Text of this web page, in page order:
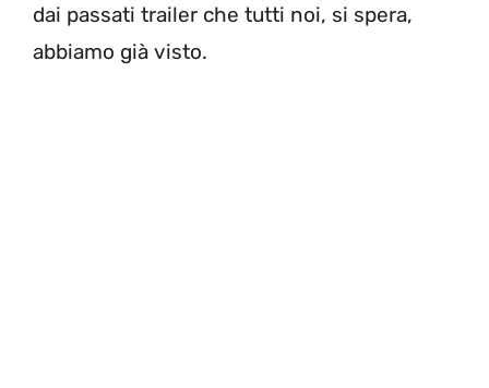
dai passati trailer che tutti noi, si spera,
abbiamo già visto.